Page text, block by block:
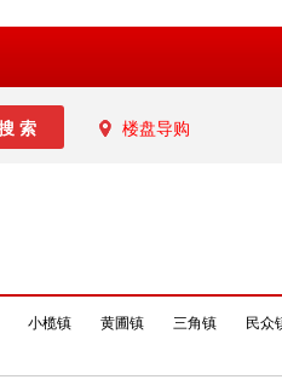
楼盘导购
小榄镇 黄圃镇 三角镇 民众